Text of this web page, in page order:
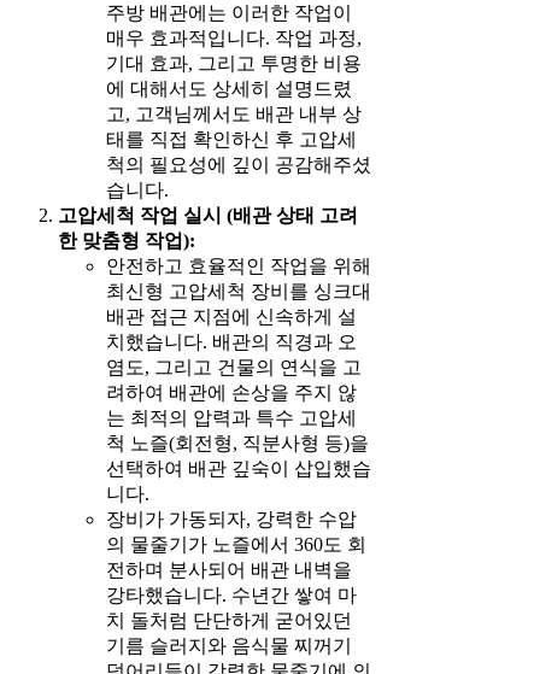
주방 배관에는 이러한 작업이
매우 효과적입니다. 작업 과정,
기대 효과, 그리고 투명한 비용
에 대해서도 상세히 설명드렸
고, 고객님께서도 배관 내부 상
태를 직접 확인하신 후 고압세
척의 필요성에 깊이 공감해주셨
습니다.
고압세척 작업 실시 (배관 상태 고려
한 맞춤형 작업):
안전하고 효율적인 작업을 위해
최신형 고압세척 장비를 싱크대
배관 접근 지점에 신속하게 설
치했습니다. 배관의 직경과 오
염도, 그리고 건물의 연식을 고
려하여 배관에 손상을 주지 않
는 최적의 압력과 특수 고압세
척 노즐(회전형, 직분사형 등)을
선택하여 배관 깊숙이 삽입했습
니다.
장비가 가동되자, 강력한 수압
의 물줄기가 노즐에서 360도 회
전하며 분사되어 배관 내벽을
강타했습니다. 수년간 쌓여 마
치 돌처럼 단단하게 굳어있던
기름 슬러지와 음식물 찌꺼기